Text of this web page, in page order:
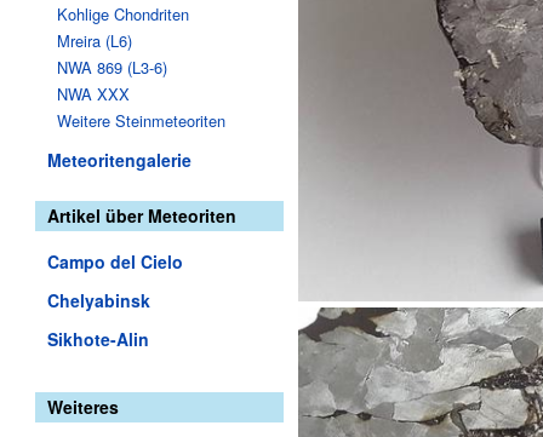
Kohlige Chondriten
Mreira (L6)
NWA 869 (L3-6)
NWA XXX
Weitere Steinmeteoriten
Meteoritengalerie
Artikel über Meteoriten
Campo del Cielo
Chelyabinsk
Sikhote-Alin
Weiteres